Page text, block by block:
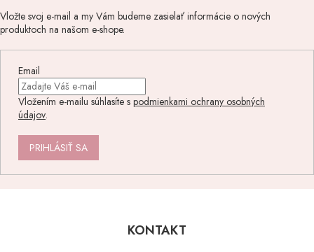
Vložte svoj e-mail a my Vám budeme zasielať informácie o nových
produktoch na našom e-shope.
Email
Vložením e-mailu súhlasíte s podmienkami ochrany osobných
údajov.
PRIHLÁSIŤ SA
KONTAKT